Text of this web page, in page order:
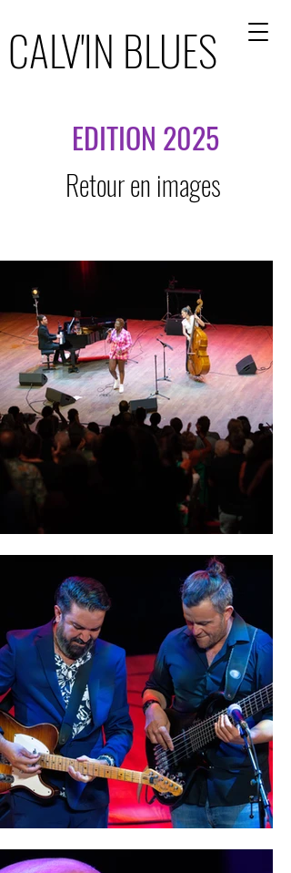
CALV'IN BLUES
CALV'IN BLUES
EDITION 2025
Retour en images